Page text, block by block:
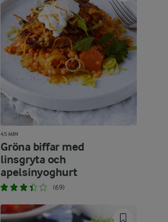
45 MIN
Gröna biffar med
linsgryta och
apelsinyoghurt
(69)